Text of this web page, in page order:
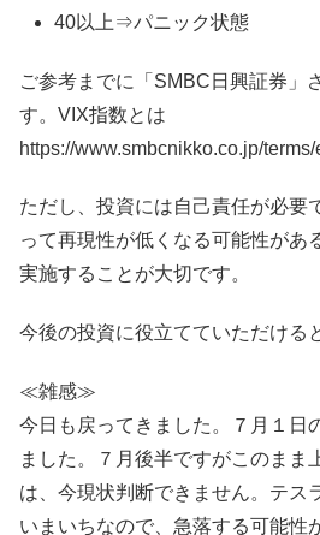
40以上⇒パニック状態
ご参考までに「SMBC日興証券」
す。VIX指数とは
https://www.smbcnikko.co.jp/
ただし、投資には自己責任が必要
って再現性が低くなる可能性があ
実施することが大切です。
今後の投資に役立てていただける
≪雑感≫
今日も戻ってきました。７月１日
ました。７月後半ですがこのまま
は、今現状判断できません。テス
いまいちなので、急落する可能性